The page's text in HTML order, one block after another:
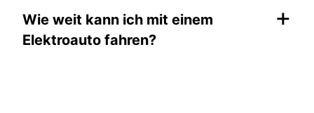
Wie weit kann ich mit einem
Elektroauto fahren?
+